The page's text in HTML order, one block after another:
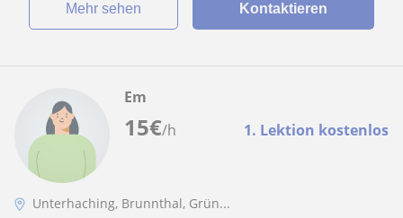
Mehr sehen Kontaktieren
15€/h 1. Lektion kostenlos
Em
Unterhaching, Brunnthal, Grün...